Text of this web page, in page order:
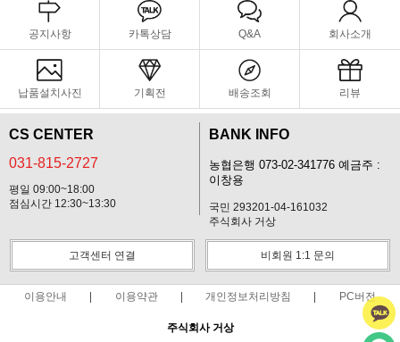
공지사항 카톡상담 Q&A 회사소개
납품설치사진 기획전 배송조회 리뷰
CS CENTER
031-815-2727
평일 09:00~18:00
점심시간 12:30~13:30
BANK INFO
농협은행 073-02-341776 예금주 :
이창용
국민 293201-04-161032
주식회사 거상
고객센터 연결 비회원 1:1 문의
이용안내 이용약관 개인정보처리방침 PC버전
주식회사 거상